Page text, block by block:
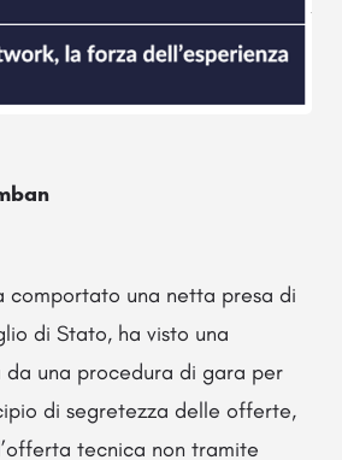
comportato una netta presa di
di Stato, ha visto una
da una procedura di gara per
di segretezza delle offerte,
tecnica non tramite